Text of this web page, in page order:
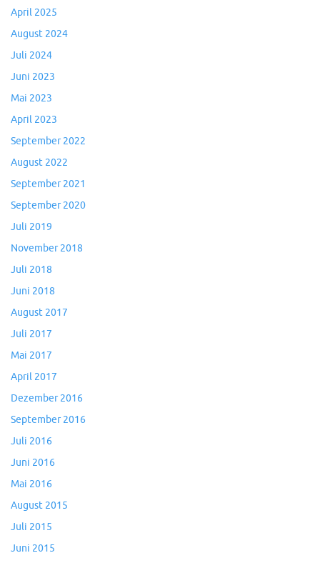
April 2025
August 2024
Juli 2024
Juni 2023
Mai 2023
April 2023
September 2022
August 2022
September 2021
September 2020
Juli 2019
November 2018
Juli 2018
Juni 2018
August 2017
Juli 2017
Mai 2017
April 2017
Dezember 2016
September 2016
Juli 2016
Juni 2016
Mai 2016
August 2015
Juli 2015
Juni 2015